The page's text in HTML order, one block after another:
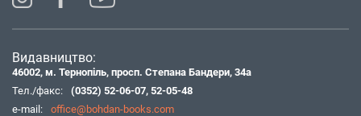
Видавництво:
46002, м. Тернопіль, просп. Степана Бандери, 34а
Тел./факс:
(0352) 52-06-07, 52-05-48
e-mail:
office@bohdan-books.com